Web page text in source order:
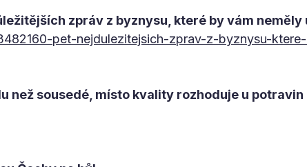
zpráv z byznysu, které by vám neměly
pet-nejdulezitejsich-zprav-z-byznysu-
než sousedé, místo kvality rozhoduje u potravin